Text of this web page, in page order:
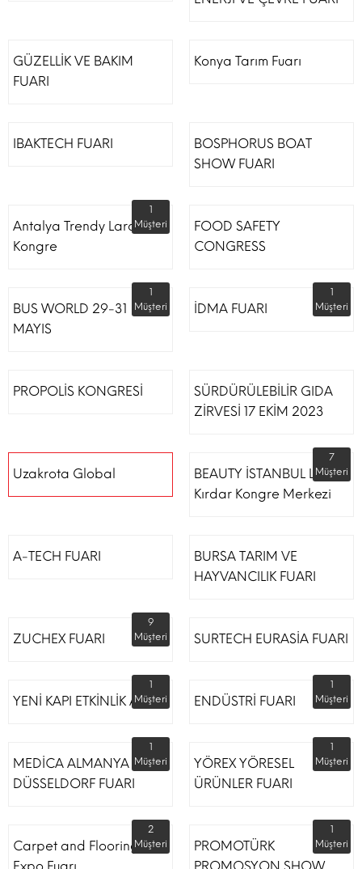
GÜZELLİK VE BAKIM
FUARI
Konya Tarım Fuarı
IBAKTECH FUARI
BOSPHORUS BOAT
SHOW FUARI
Antalya Trendy Lara Otel
Kongre
1
Müşteri
FOOD SAFETY
CONGRESS
BUS WORLD 29-31
MAYIS
1
Müşteri
İDMA FUARI
1
Müşteri
PROPOLİS KONGRESİ
SÜRDÜRÜLEBİLİR GIDA
ZİRVESİ 17 EKİM 2023
Uzakrota Global
BEAUTY İSTANBUL Lütfi
Kırdar Kongre Merkezi
7
Müşteri
A-TECH FUARI
BURSA TARIM VE
HAYVANCILIK FUARI
ZUCHEX FUARI
9
Müşteri
SURTECH EURASİA FUARI
YENİ KAPI ETKİNLİK ALANI
1
Müşteri
ENDÜSTRİ FUARI
1
Müşteri
MEDİCA ALMANYA
DÜSSELDORF FUARI
1
Müşteri
YÖREX YÖRESEL
ÜRÜNLER FUARI
1
Müşteri
Carpet and Flooring
2
Müşteri
PROMOTÜRK
1
Müşteri